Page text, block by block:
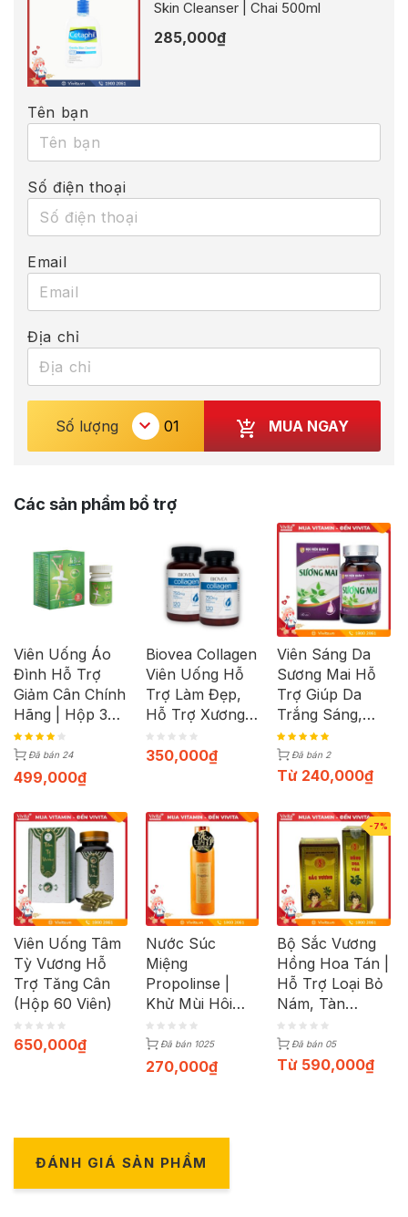
Skin Cleanser | Chai 500ml
285,000₫
Tên bạn
Số điện thoại
Email
Địa chỉ
Số lượng MUA NGAY
Các sản phẩm bổ trợ
Viên Uống Áo
Đình Hỗ Trợ
Giảm Cân Chính
Hãng | Hộp 30
Viên
Đã bán 24
499,000₫
Biovea Collagen
Viên Uống Hỗ
Trợ Làm Đẹp,
Hỗ Trợ Xương
Chắc Khỏe
(Hộp 120 viên)
350,000₫
Viên Sáng Da
Sương Mai Hỗ
Trợ Giúp Da
Trắng Sáng,
Mịn Màng |
Hộp 60 Viên
Đã bán 2
Từ 240,000₫
Viên Uống Tâm
Tỳ Vương Hỗ
Trợ Tăng Cân
(Hộp 60 Viên)
650,000₫
Nước Súc
Miệng
Propolinse |
Khử Mùi Hôi
Miệng, Trắng
Răng | Chai
600ml
Đã bán 1025
270,000₫
-7%
Bộ Sắc Vương
Hồng Hoa Tán |
Hỗ Trợ Loại Bỏ
Nám, Tàn
Nhang Hiệu
Quả | Bộ Uống
+ Xịt
Đã bán 05
Từ 590,000₫
ĐÁNH GIÁ SẢN PHẨM